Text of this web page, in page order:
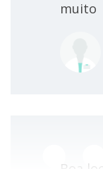
muito